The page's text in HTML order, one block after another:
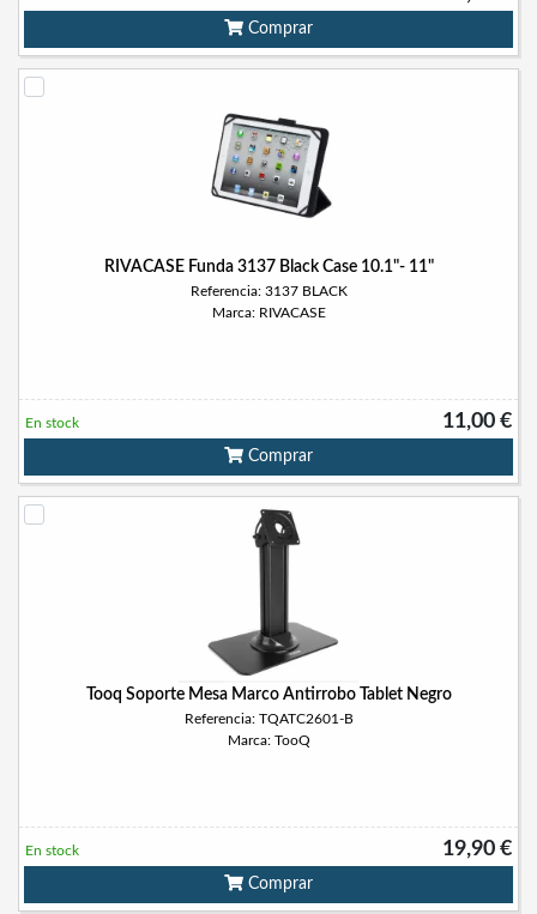
Comprar
RIVACASE Funda 3137 Black Case 10.1"- 11"
Referencia: 3137 BLACK
Marca: RIVACASE
11,00 €
En stock
Comprar
Tooq Soporte Mesa Marco Antirrobo Tablet Negro
Referencia: TQATC2601-B
Marca: TooQ
19,90 €
En stock
Comprar